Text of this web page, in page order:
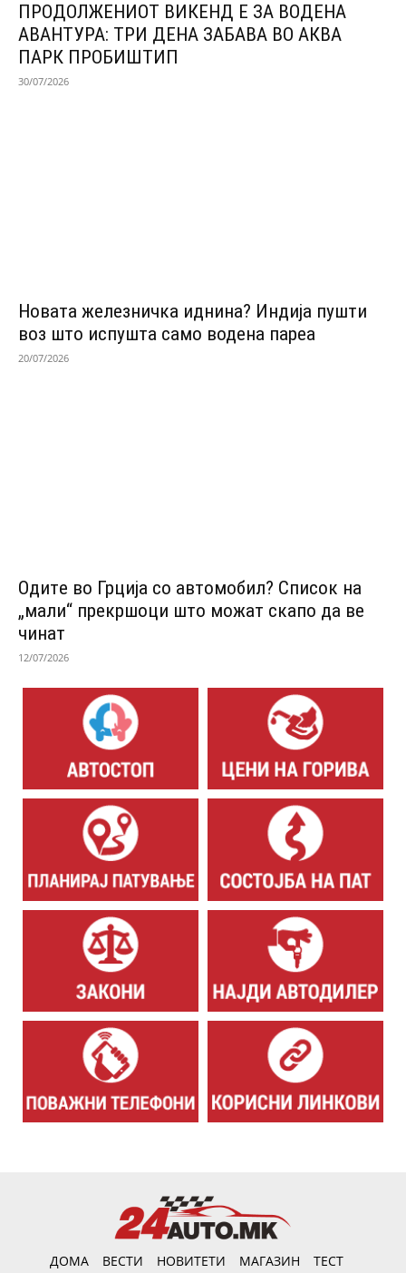
ПРОДОЛЖЕНИОТ ВИКЕНД Е ЗА ВОДЕНА
АВАНТУРА: ТРИ ДЕНА ЗАБАВА ВО АКВА
ПАРК ПРОБИШТИП
30/07/2026
Новата железничка иднина? Индија пушти
воз што испушта само водена пареа
20/07/2026
Одитe во Грција со автомобил? Список на
„мали“ прекршоци што можат скапо да ве
чинат
12/07/2026
ДОМА ВЕСТИ НОВИТЕТИ МАГАЗИН ТЕСТ